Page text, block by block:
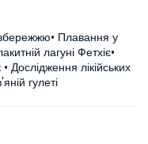
Плавання у
лагуні Фетхіє•
Дослідження лікійських
гулеті